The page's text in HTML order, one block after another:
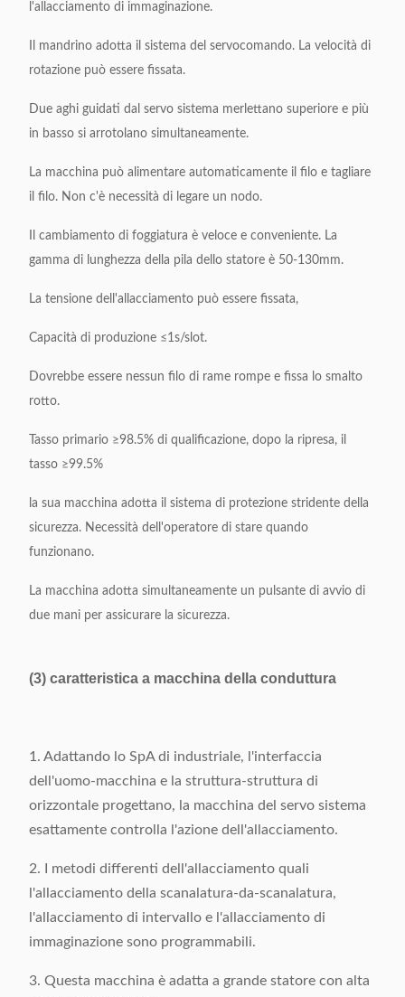
l'allacciamento di immaginazione.
Il mandrino adotta il sistema del servocomando. La velocità di
rotazione può essere fissata.
Due aghi guidati dal servo sistema merlettano superiore e più
in basso si arrotolano simultaneamente.
La macchina può alimentare automaticamente il filo e tagliare
il filo. Non c'è necessità di legare un nodo.
Il cambiamento di foggiatura è veloce e conveniente. La
gamma di lunghezza della pila dello statore è 50-130mm.
La tensione dell'allacciamento può essere fissata,
Capacità di produzione ≤1s/slot.
Dovrebbe essere nessun filo di rame rompe e fissa lo smalto
rotto.
Tasso primario ≥98.5% di qualificazione, dopo la ripresa, il
tasso ≥99.5%
la sua macchina adotta il sistema di protezione stridente della
sicurezza. Necessità dell'operatore di stare quando
funzionano.
La macchina adotta simultaneamente un pulsante di avvio di
due mani per assicurare la sicurezza.
(3) caratteristica a macchina della conduttura
1. Adattando lo SpA di industriale, l'interfaccia
dell'uomo-macchina e la struttura-struttura di
orizzontale progettano, la macchina del servo sistema
esattamente controlla l'azione dell'allacciamento.
2. I metodi differenti dell'allacciamento quali
l'allacciamento della scanalatura-da-scanalatura,
l'allacciamento di intervallo e l'allacciamento di
immaginazione sono programmabili.
3. Questa macchina è adatta a grande statore con alta